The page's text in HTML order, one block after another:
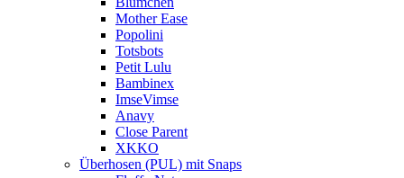
Mother Ease
Popolini
Totsbots
Petit Lulu
Bambinex
ImseVimse
Anavy
Close Parent
XKKO
Überhosen (PUL) mit Snaps